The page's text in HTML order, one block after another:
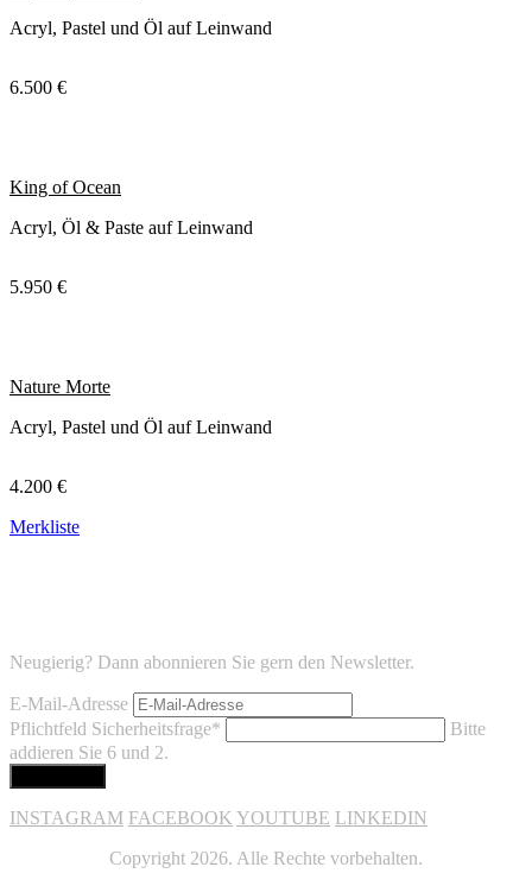
Acryl, Pastel und Öl auf Leinwand
6.500 €
King of Ocean
Acryl, Öl & Paste auf Leinwand
5.950 €
Nature Morte
Acryl, Pastel und Öl auf Leinwand
4.200 €
Merkliste
Neugierig? Dann abonnieren Sie gern den Newsletter.
E-Mail-Adresse
Pflichtfeld Sicherheitsfrage*
Bitte
addieren Sie 6 und 2.
INSTAGRAM FACEBOOK YOUTUBE LINKEDIN
Copyright 2026. Alle Rechte vorbehalten.